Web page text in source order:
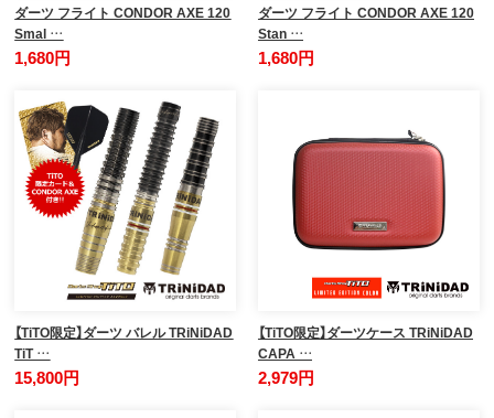
ダーツ フライト CONDOR AXE 120
Smal …
1,680円
ダーツ フライト CONDOR AXE 120
Stan …
1,680円
【TiTO限定】ダーツ バレル TRiNiDAD
TiT …
15,800円
【TiTO限定】ダーツケース TRiNiDAD
CAPA …
2,979円